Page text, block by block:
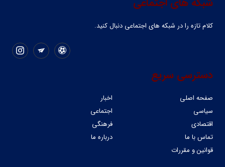
کلام تازه را در شبکه ‌های اجتماعی دنبال کنید.
دسترسی سریع
صفحه اصلی
اخبار
سیاسی
اجتماعی
اقتصادی
فرهنگی
تماس با ما
درباره ما
قوانین و مقررات